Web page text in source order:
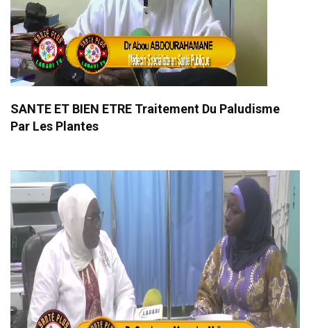
SANTE ET BIEN ETRE Traitement Du Paludisme
Par Les Plantes